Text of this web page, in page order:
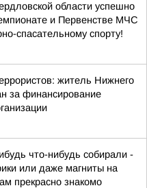
области успешно
и Первенстве МЧС
спасательному спорту!
житель Нижнего
за финансирование
что-нибудь собирали -
или даже магниты на
прекрасно знакомо